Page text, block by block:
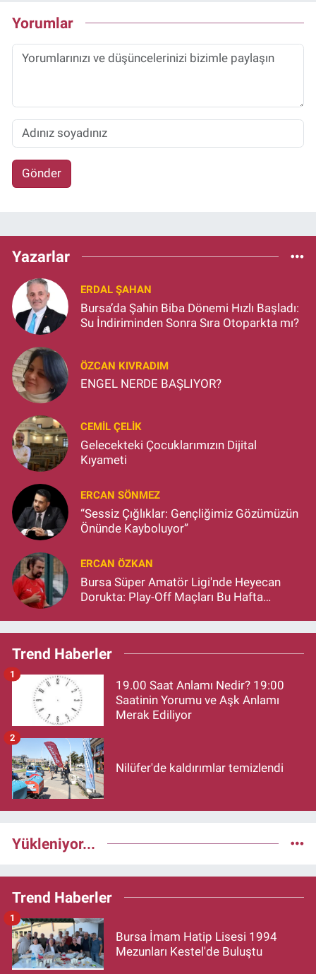
Yorumlar
Gönder
Yazarlar
ERDAL ŞAHAN
Bursa’da Şahin Biba Dönemi Hızlı Başladı:
Su İndiriminden Sonra Sıra Otoparkta mı?
ÖZCAN KIVRADIM
ENGEL NERDE BAŞLIYOR?
CEMIL ÇELIK
Gelecekteki Çocuklarımızın Dijital
Kıyameti
ERCAN SÖNMEZ
“Sessiz Çığlıklar: Gençliğimiz Gözümüzün
Önünde Kayboluyor”
ERCAN ÖZKAN
Bursa Süper Amatör Ligi'nde Heyecan
Dorukta: Play-Off Maçları Bu Hafta
Trend Haberler
19.00 Saat Anlamı Nedir? 19:00
Saatinin Yorumu ve Aşk Anlamı
Merak Ediliyor
1
Nilüfer'de kaldırımlar temizlendi
2
Yükleniyor...
Trend Haberler
Bursa İmam Hatip Lisesi 1994
Mezunları Kestel'de Buluştu
1